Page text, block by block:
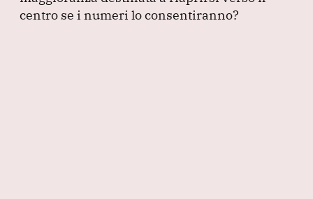
centro se i numeri lo consentiranno?